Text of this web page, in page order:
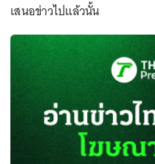
เสนอข่าวไปแล้วนั้น